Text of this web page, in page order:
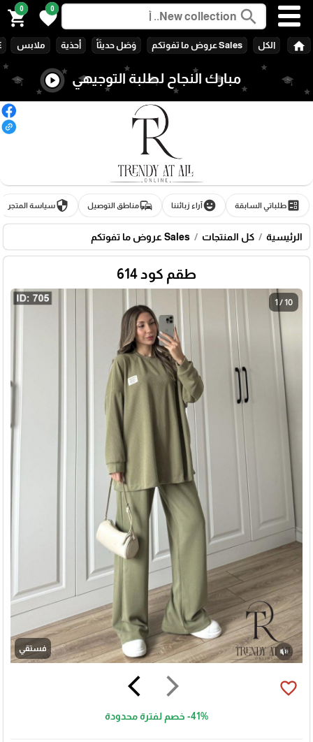
search
0
favorite
0
shopping_cart
home الكل Sales عروض ما تفوتكم وَصَل حديثَاً أحذية ملابس
مبارك النجاح لطلبة التوجيهي play_circle
🎓
ballotطلباتي السابقة emoji_emotionsآراء زبائننا commuteمناطق التوصيل securityسياسة المتجر
الرئيسية كل المنتجات Sales عروض ما تفوتكم
طقم كود 614
1 / 10
فستقي
arrow_forward_ios
arrow_back_ios favorite_border
-41% خصم لفترة محدودة